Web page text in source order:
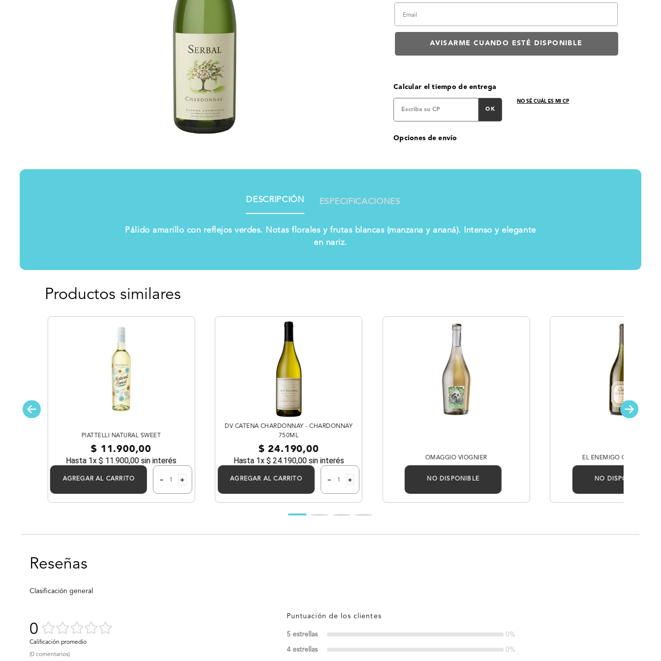
Calcular el tiempo de entrega
OK
NO SÉ CUÁL ES MI CP
Opciones de envío
DESCRIPCIÓN ESPECIFICACIONES
Pálido amarillo con reflejos verdes. Notas florales y frutas blancas (manzana y ananá). Intenso y elegante
en nariz.
Productos similares
PIATTELLI NATURAL SWEET
$ 11.900,00
Hasta 1x $ 11.900,00sin interés
AGREGAR AL CARRITO ＋
－
DV CATENA CHARDONNAY - CHARDONNAY
750ML
$ 24.190,00
Hasta 1x $ 24.190,00sin interés
AGREGAR AL CARRITO ＋
－
OMAGGIO VIOGNIER
NO DISPONIBLE
EL ENEMIGO
NO DISPONIBLE
0
(0 comentarios)
5 estrellas 0%
4 estrellas 0%